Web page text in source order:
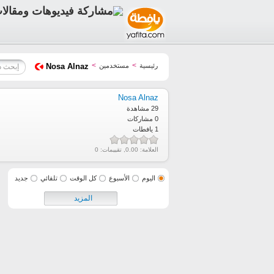
رئيسية > مستخدمين >
Nosa Alnaz
Nosa Alnaz
29 مشاهدة
0 مشاركات
1 يافطات
العلامة: 0.00 , تقييمات: 0
اليوم الأسبوع كل الوقت تلقائي جديد
المزيد